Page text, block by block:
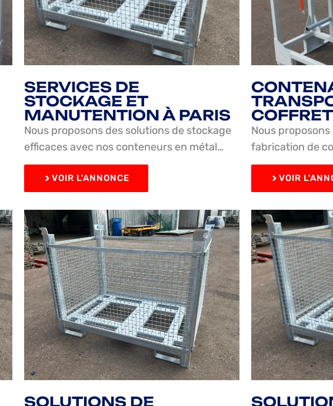
SERVICES DE
STOCKAGE ET
MANUTENTION À PARIS
Nous proposons des solutions de stockage
efficaces avec nos conteneurs en métal…
VOIR L'ANNONCE
Nous
fabrication de
VOIR
SOLUTIONS DE